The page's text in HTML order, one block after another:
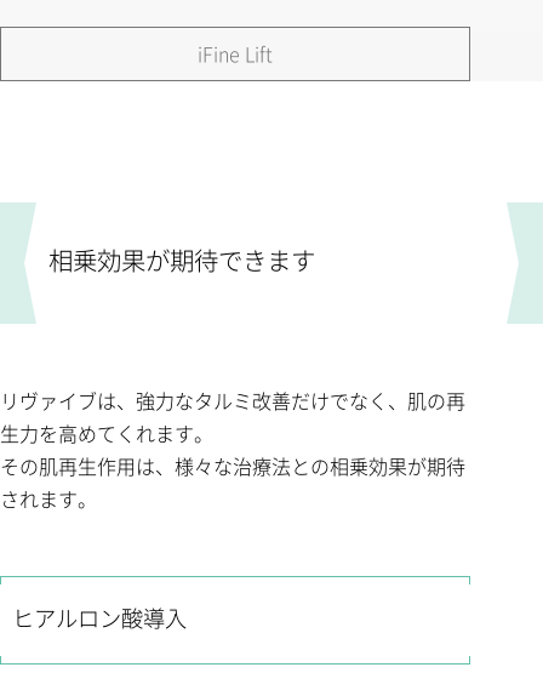
iFine Lift
相乗効果が期待できます
リヴァイブは、強力なタルミ改善だけでなく、肌の再
生力を高めてくれます。
その肌再生作用は、様々な治療法との相乗効果が期待
されます。
ヒアルロン酸導入